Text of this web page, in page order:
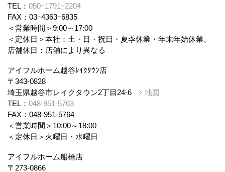
TEL： 050ｰ1791ｰ2204
FAX：03ｰ4363ｰ6835
＜営業時間＞9:00～17:00
＜定休日＞本社：土・日・祝日・夏季休業・年末年始休業、
店舗休日：店舗により異なる
アイフルホーム越谷ﾚｲｸﾀｳﾝ店
〒343-0828
埼玉県越谷市レイクタウン2丁目24-6
地図
TEL： 048-951-5763
FAX：048-951-5764
＜営業時間＞10:00～18:00
＜定休日＞火曜日・水曜日
アイフルホーム船橋店
〒273-0866